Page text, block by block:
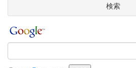
検索